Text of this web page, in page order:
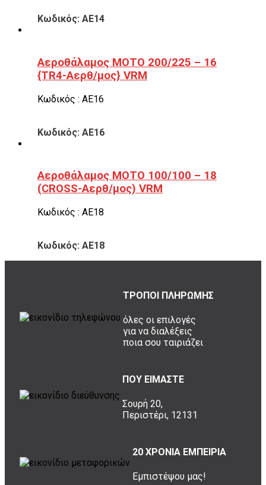
Κωδικός: ΑΕ14
Αεροθάλαμος ΜΟΤΟ 200/225 – 16
{TR4-Αερθ/μος} VRM
Κωδικός : ΑΕ16
Κωδικός: ΑΕ16
Αεροθάλαμος ΜΟΤΟ 100/100 – 18
(CROSS-Αερθ/μος) VRM
Κωδικός : ΑΕ18
Κωδικός: ΑΕ18
ΤΡΟΠΟΙ ΠΛΗΡΩΜΗΣ
όλες οι επιλογές
για να διαλέξεις
ποια σου ταιριάζει
ΠΟΥ ΕΙΜΑΣΤΕ
Σουρή 20,
Περιστέρι, 12131
20 ΧΡΟΝΙΑ ΕΜΠΕΙΡΙΑ
Εμπιστέψου μας!